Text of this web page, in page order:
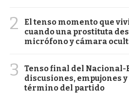
2
El tenso momento que
cuando una prostituta
micrófono y cámara
3
Tenso final del Nacional-
discusiones, empujones
término del partido